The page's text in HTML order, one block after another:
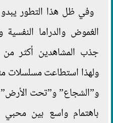
وفي ظل هذا التطور يبدو
الغموض والدراما
جذب المشاهدين أكثر من
ولهذا استطاعت مسلسلات
و”الشجاع” و”تحت
باهتمام واسع بين محبي